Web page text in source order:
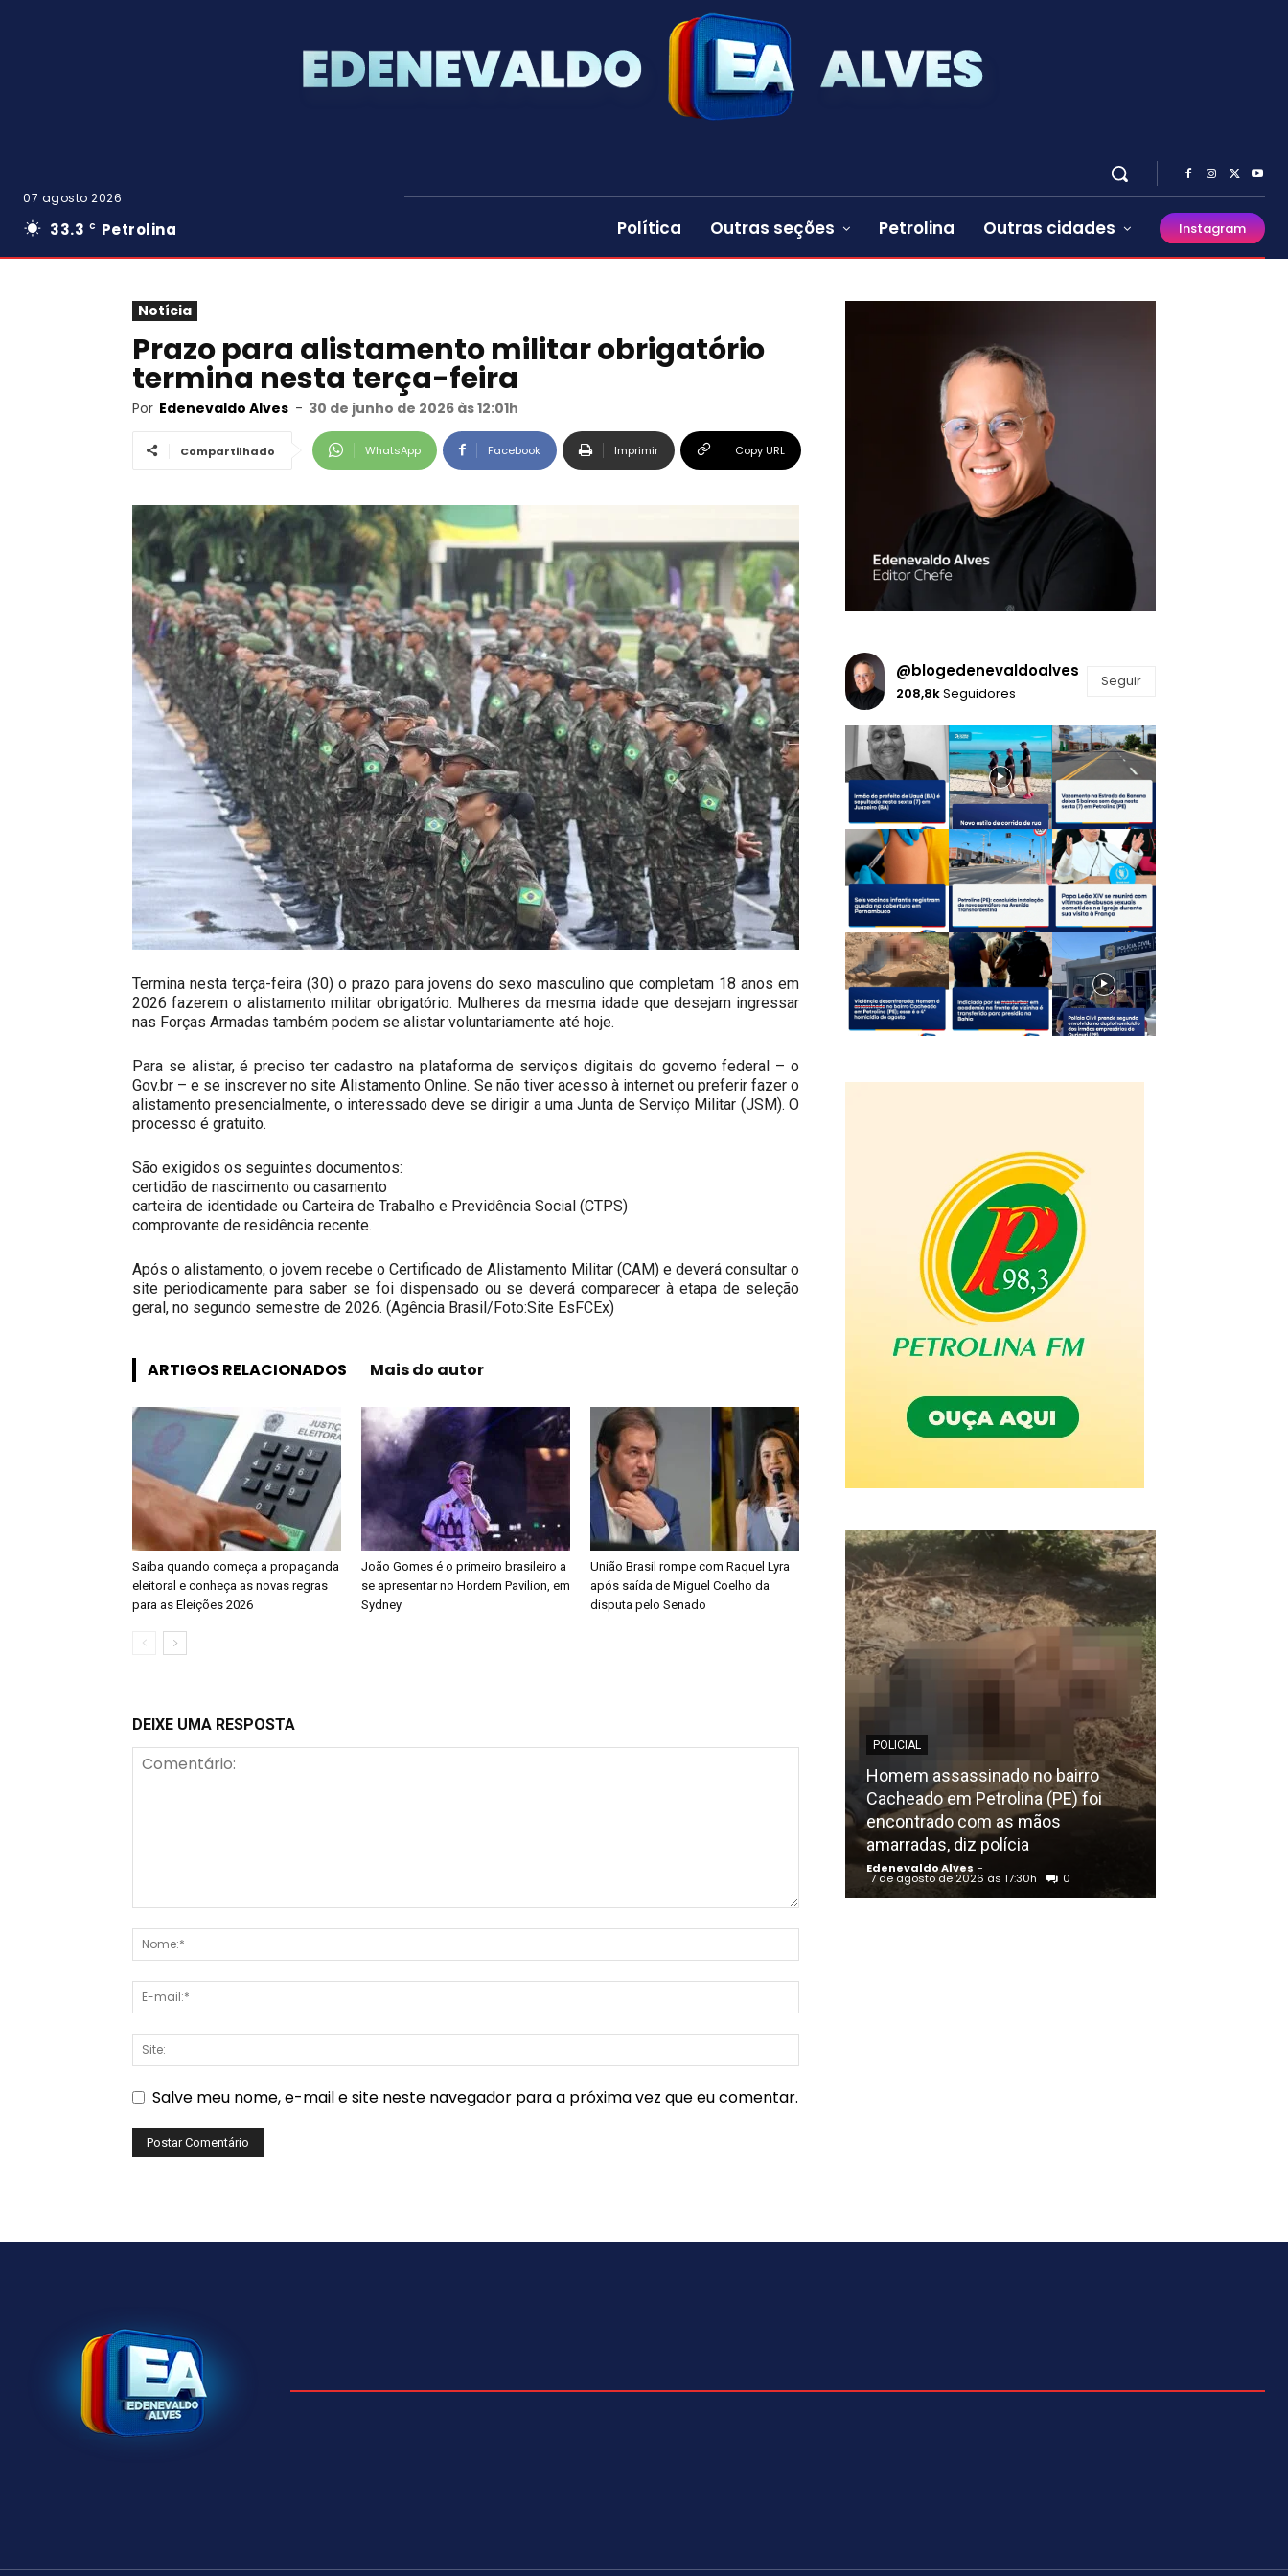
07 agosto 2026
33.3 C Petrolina Política Outras seções Petrolina Outras cidades Instagram
Notícia
Prazo para alistamento militar obrigatório
termina nesta terça-feira
Por Edenevaldo Alves - 30 de junho de 2026 às 12:01h
Compartilhado WhatsApp Facebook Imprimir Copy URL
Termina nesta terça-feira (30) o prazo para jovens do sexo masculino que completam 18 anos em
2026 fazerem o alistamento militar obrigatório. Mulheres da mesma idade que desejam ingressar
nas Forças Armadas também podem se alistar voluntariamente até hoje.
Para se alistar, é preciso ter cadastro na plataforma de serviços digitais do governo federal – o
Gov.br – e se inscrever no site Alistamento Online. Se não tiver acesso à internet ou preferir fazer o
alistamento presencialmente, o interessado deve se dirigir a uma Junta de Serviço Militar (JSM). O
processo é gratuito.
São exigidos os seguintes documentos:
certidão de nascimento ou casamento
carteira de identidade ou Carteira de Trabalho e Previdência Social (CTPS)
comprovante de residência recente.
Após o alistamento, o jovem recebe o Certificado de Alistamento Militar (CAM) e deverá consultar o
site periodicamente para saber se foi dispensado ou se deverá comparecer à etapa de seleção
geral, no segundo semestre de 2026. (Agência Brasil/Foto:Site EsFCEx)
ARTIGOS RELACIONADOS Mais do autor
Saiba quando começa a propaganda
eleitoral e conheça as novas regras
para as Eleições 2026
João Gomes é o primeiro brasileiro a
se apresentar no Hordern Pavilion, em
Sydney
União Brasil rompe com Raquel Lyra
após saída de Miguel Coelho da
disputa pelo Senado
DEIXE UMA RESPOSTA
Salve meu nome, e-mail e site neste navegador para a próxima vez que eu comentar.
@blogedenevaldoalves
208,8kSeguidores
Seguir
POLICIAL
Homem assassinado no bairro
Cacheado em Petrolina (PE) foi
encontrado com as mãos
amarradas, diz polícia
Edenevaldo Alves -
7 de agosto de 2026 às 17:30h 0